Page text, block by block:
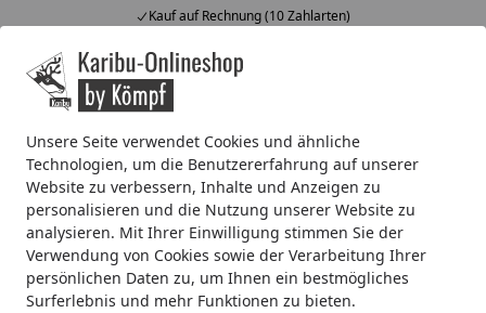
Unsere Seite verwendet Cookies und ähnliche
Technologien, um die Benutzererfahrung auf unserer
Website zu verbessern, Inhalte und Anzeigen zu
personalisieren und die Nutzung unserer Website zu
analysieren. Mit Ihrer Einwilligung stimmen Sie der
Verwendung von Cookies sowie der Verarbeitung Ihrer
persönlichen Daten zu, um Ihnen ein bestmögliches
Surferlebnis und mehr Funktionen zu bieten.
Kauf auf Rechnung (10 Zahlarten)
Alle Produkte
Mein Konto
Startseite
Systemhaus Zubehör für Systemhäuser Dachrinnen
Kunststoff Dachrinnenset 324Bx für
Satteldächer